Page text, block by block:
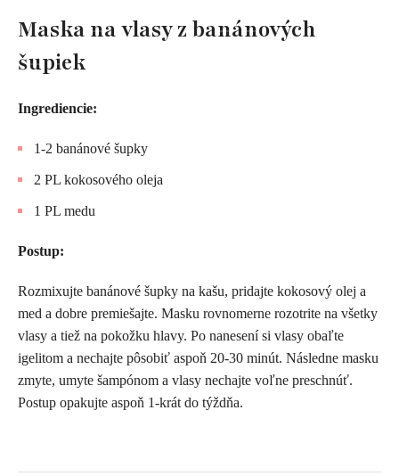
Maska na vlasy z banánových
šupiek
Ingrediencie:
1-2 banánové šupky
2 PL kokosového oleja
1 PL medu
Postup:
Rozmixujte banánové šupky na kašu, pridajte kokosový olej a
med a dobre premiešajte. Masku rovnomerne rozotrite na všetky
vlasy a tiež na pokožku hlavy. Po nanesení si vlasy obaľte
igelitom a nechajte pôsobiť aspoň 20-30 minút. Následne masku
zmyte, umyte šampónom a vlasy nechajte voľne preschnúť.
Postup opakujte aspoň 1-krát do týždňa.